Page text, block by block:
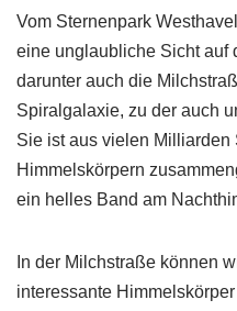
Vom Sternenpark
eine unglaubliche Sicht auf
darunter auch die
Spiralgalaxie, zu der auch
Sie ist aus vielen Milliarden
Himmelskörpern
ein helles Band am
In der Milchstraße können
interessante